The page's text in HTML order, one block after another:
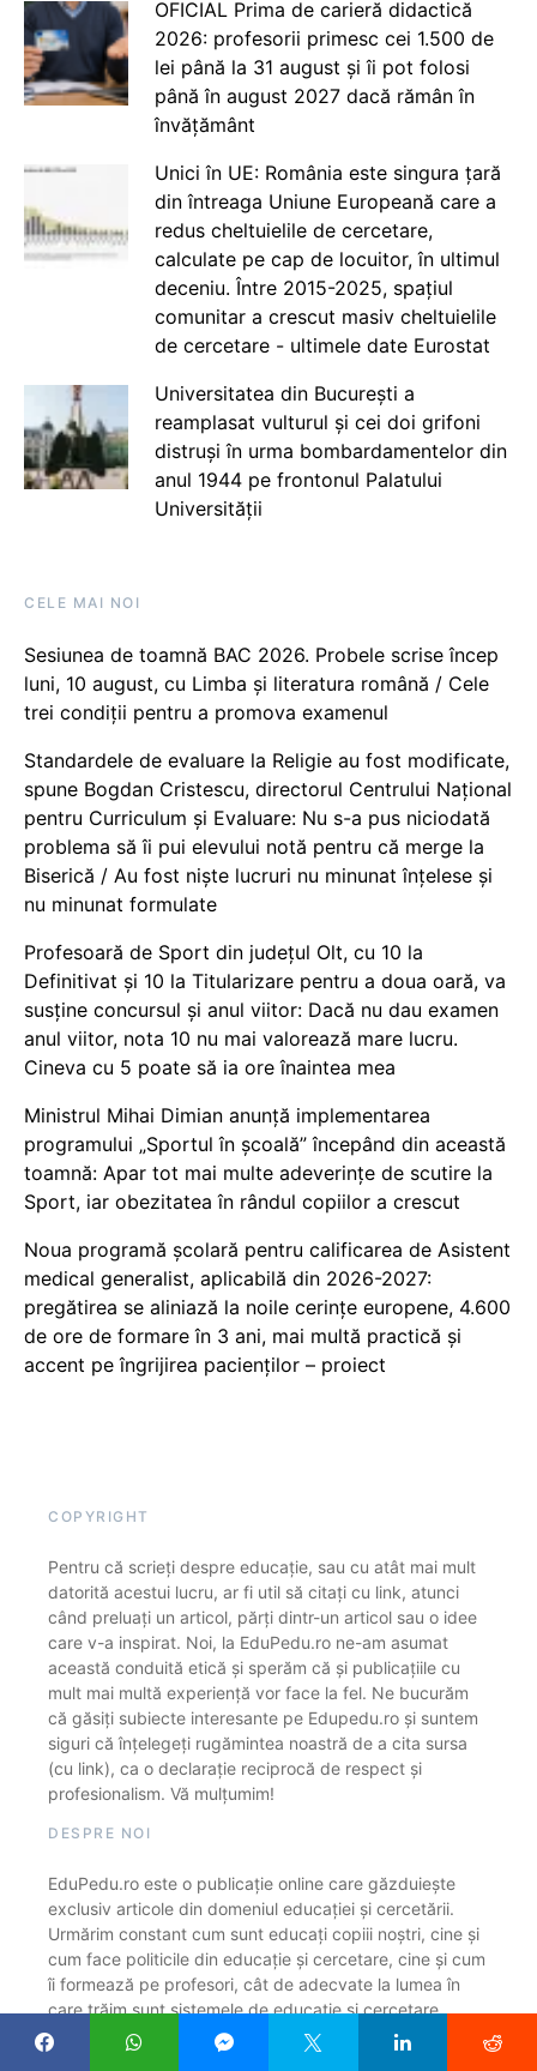
OFICIAL Prima de carieră didactică
2026: profesorii primesc cei 1.500 de
lei până la 31 august și îi pot folosi
până în august 2027 dacă rămân în
învățământ
Unici în UE: România este singura țară
din întreaga Uniune Europeană care a
redus cheltuielile de cercetare,
calculate pe cap de locuitor, în ultimul
deceniu. Între 2015-2025, spațiul
comunitar a crescut masiv cheltuielile
de cercetare - ultimele date Eurostat
Universitatea din București a
reamplasat vulturul și cei doi grifoni
distruși în urma bombardamentelor din
anul 1944 pe frontonul Palatului
Universității
CELE MAI NOI
Sesiunea de toamnă BAC 2026. Probele scrise încep
luni, 10 august, cu Limba și literatura română / Cele
trei condiții pentru a promova examenul
Standardele de evaluare la Religie au fost modificate,
spune Bogdan Cristescu, directorul Centrului Național
pentru Curriculum și Evaluare: Nu s-a pus niciodată
problema să îi pui elevului notă pentru că merge la
Biserică / Au fost niște lucruri nu minunat înțelese și
nu minunat formulate
Profesoară de Sport din județul Olt, cu 10 la
Definitivat și 10 la Titularizare pentru a doua oară, va
susține concursul și anul viitor: Dacă nu dau examen
anul viitor, nota 10 nu mai valorează mare lucru.
Cineva cu 5 poate să ia ore înaintea mea
Ministrul Mihai Dimian anunță implementarea
programului „Sportul în școală” începând din această
toamnă: Apar tot mai multe adeverințe de scutire la
Sport, iar obezitatea în rândul copiilor a crescut
Noua programă școlară pentru calificarea de Asistent
medical generalist, aplicabilă din 2026-2027:
pregătirea se aliniază la noile cerințe europene, 4.600
de ore de formare în 3 ani, mai multă practică și
accent pe îngrijirea pacienților – proiect
COPYRIGHT
Pentru că scrieți despre educație, sau cu atât mai mult
datorită acestui lucru, ar fi util să citați cu link, atunci
când preluați un articol, părți dintr-un articol sau o idee
care v-a inspirat. Noi, la EduPedu.ro ne-am asumat
această conduită etică și sperăm că și publicațiile cu
mult mai multă experiență vor face la fel. Ne bucurăm
că găsiți subiecte interesante pe Edupedu.ro și suntem
siguri că înțelegeți rugămintea noastră de a cita sursa
(cu link), ca o declarație reciprocă de respect și
profesionalism. Vă mulțumim!
DESPRE NOI
EduPedu.ro este o publicație online care găzduiește
exclusiv articole din domeniul educației și cercetării.
Urmărim constant cum sunt educați copiii noștri, cine și
cum face politicile din educație și cercetare, cine și cum
îi formează pe profesori, cât de adecvate la lumea în
care trăim sunt sistemele de educație și cercetare.
CONTACT REDACȚIE